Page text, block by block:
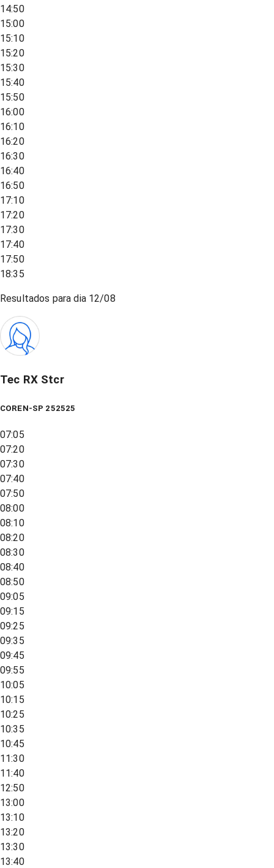
14:50
15:00
15:10
15:20
15:30
15:40
15:50
16:00
16:10
16:20
16:30
16:40
16:50
17:10
17:20
17:30
17:40
17:50
18:35
Resultados para dia 12/08
Tec RX Stcr
COREN-SP 252525
07:05
07:20
07:30
07:40
07:50
08:00
08:10
08:20
08:30
08:40
08:50
09:05
09:15
09:25
09:35
09:45
09:55
10:05
10:15
10:25
10:35
10:45
11:30
11:40
12:50
13:00
13:10
13:20
13:30
13:40